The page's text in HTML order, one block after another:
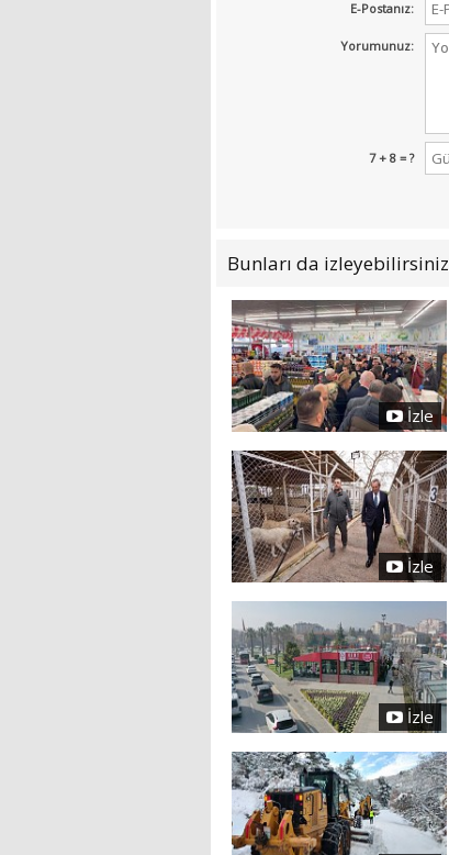
E-Postanız:
Yorumunuz:
7 + 8 = ?
Bunları da izleyebilirsiniz
İzle
İzle
İzle